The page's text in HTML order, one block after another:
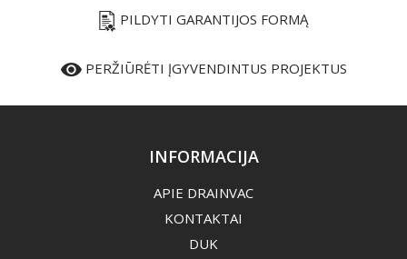
PILDYTI GARANTIJOS FORMĄ
PERŽIŪRĖTI ĮGYVENDINTUS PROJEKTUS
INFORMACIJA
APIE DRAINVAC
KONTAKTAI
DUK